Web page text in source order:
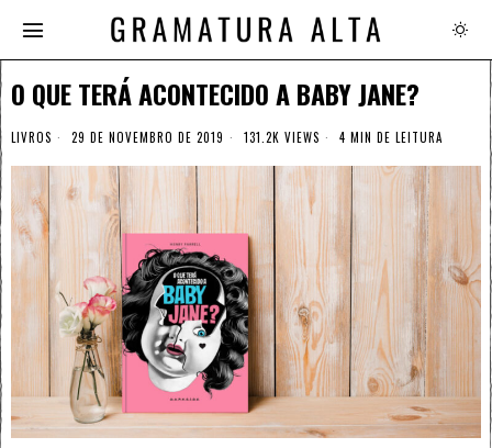
O QUE TERÁ ACONTECIDO A BABY JANE?
LIVROS 29 DE NOVEMBRO DE 2019 131.2K VIEWS 4 MIN DE LEITURA